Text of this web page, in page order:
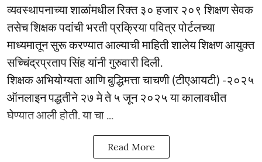
व्यवस्थापनाच्या शाळांमधील रिक्त ३० हजार २०९ शिक्षण सेवक
तसेच शिक्षक पदांची भरती प्रक्रिया पवित्र पोर्टलच्या
माध्यमातून सुरू करण्यात आल्याची माहिती शालेय शिक्षण आयुक्त
सच्चिंद्रप्रताप सिंह यांनी गुरुवारी दिली.
शिक्षक अभियोग्यता आणि बुद्धिमत्ता चाचणी (टीएआयटी) -२०२५
ऑनलाइन पद्धतीने २७ मे ते ५ जून २०२५ या कालावधीत
घेण्यात आली होती. या चा ...
Read More